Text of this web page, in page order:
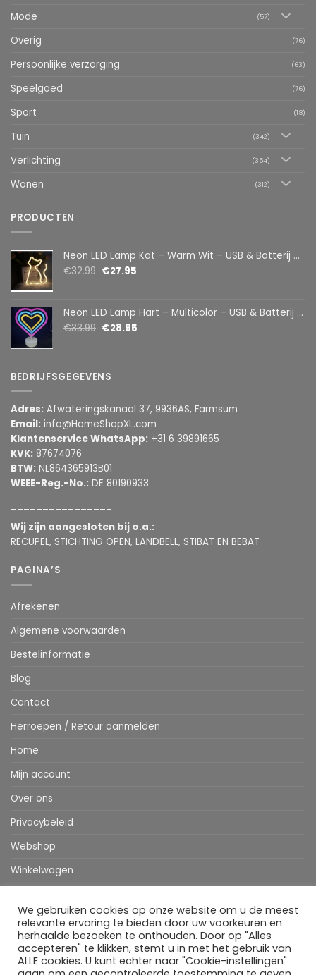
Mode (57)
Overig (76)
Persoonlijke verzorging (63)
Speelgoed (76)
Sport (18)
Tuin (342)
Verlichting (354)
Wonen (312)
PRODUCTEN
Neon LED Lamp Kat – Warm Wit – USB & Batterij – Decoratieve Tafellamp voor Kinderkamer – 28,5 x 24,5 cm
€32.99 €27.95
Neon LED Lamp Hart – Multicolor – USB & Batterij – Hartvormige Sfeerlamp – Kinderkamer & Slaapkamer – 25,2 x 23 cm
€33.99 €28.95
BEDRIJFSGEGEVENS
Adres: Afwateringskanaal 37, 9936AS, Farmsum
Email: info@HomeShopXL.com
Klantenservice WhatsApp: +31 6 39891665
KVK: 87674076
BTW: NL864365913B01
WEEE-Reg.-No.: DE 80190933
Wij zijn aangesloten bij o.a.:
RECUPEL, STICHTING OPEN, LANDBELL, STIBAT EN BEBAT
PAGINA’S
Afrekenen
Algemene voorwaarden
Bestelinformatie
Blog
Contact
Herroepen / Retour aanmelden
Home
Mijn account
Over ons
Privacybeleid
Webshop
Winkelwagen
Stripe MasterCardIDeal BancontactKlarna
Apple
Pay
HOME WEBSHOP MIJN ACCOUNT BESTELINFORMATIE OVER ONS
BLOG
We gebruiken cookies op onze website om u de meest
relevante ervaring te bieden door uw voorkeuren en
herhaalde bezoeken te onthouden. Door op "Alles
accepteren" te klikken, stemt u in met het gebruik van
ALLE cookies. U kunt echter naar "Cookie-instellingen"